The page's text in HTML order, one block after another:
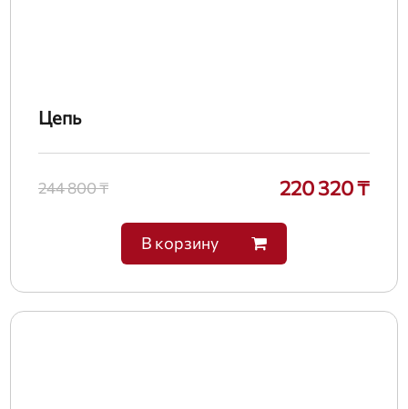
Цепь
244 800 ₸ 220 320 ₸
В корзину